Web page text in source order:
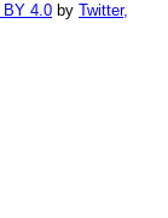
BY 4.0 by Twitter,